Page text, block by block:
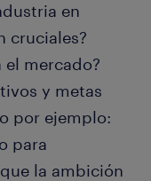
en
cruciales?
mercado?
y metas
por ejemplo:
para
la ambición